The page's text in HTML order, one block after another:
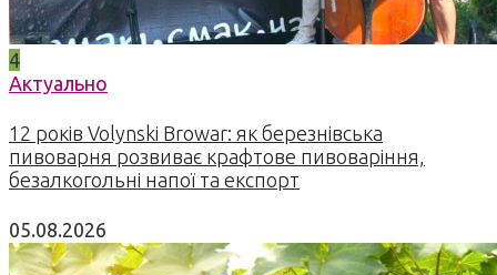
4
Актуально
12 років Volynski Browar: як березнівська
пивоварня розвиває крафтове пивоваріння,
безалкогольні напої та експорт
05.08.2026